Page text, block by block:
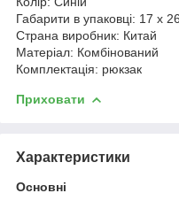
Габарити в упаковці: 17 x
Страна виробник: Китай
Матеріал: Комбінований
Комплектація: рюкзак
Приховати
Характеристики
Основні